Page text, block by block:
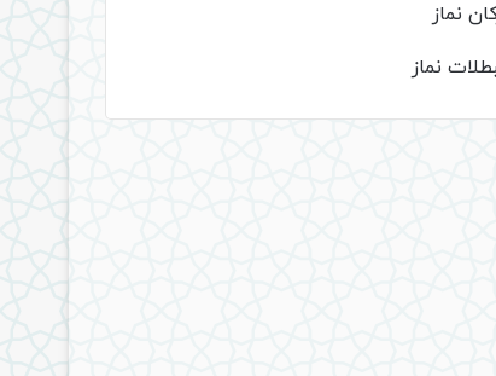
نماز
نماز